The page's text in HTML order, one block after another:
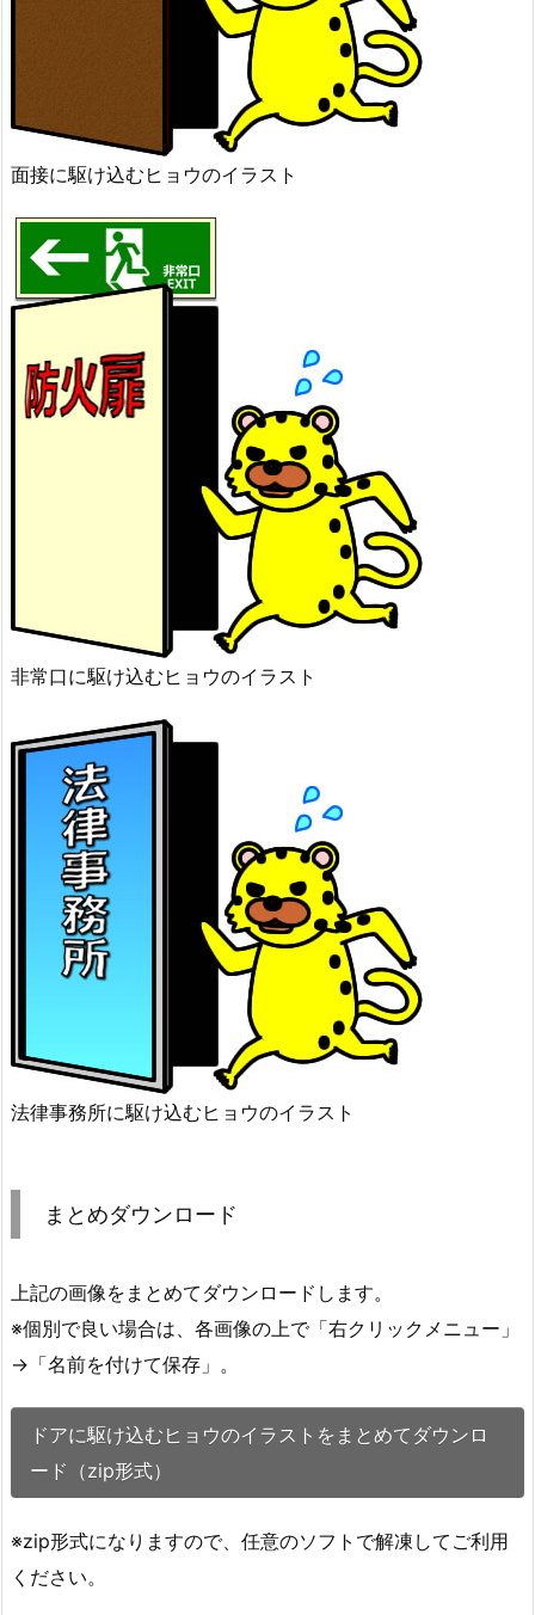
面接に駆け込むヒョウのイラスト
非常口に駆け込むヒョウのイラスト
法律事務所に駆け込むヒョウのイラスト
まとめダウンロード
上記の画像をまとめてダウンロードします。
※個別で良い場合は、各画像の上で「右クリックメニュー」
→「名前を付けて保存」。
ドアに駆け込むヒョウのイラストをまとめてダウンロ
ード（zip形式）
※zip形式になりますので、任意のソフトで解凍してご利用
ください。